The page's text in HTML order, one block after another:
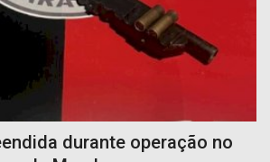
durante operação no